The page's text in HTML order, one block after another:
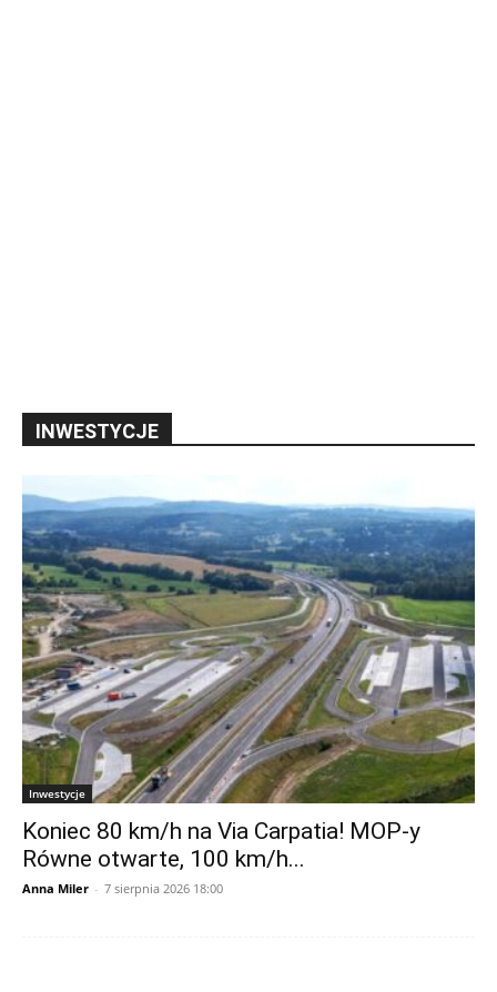
INWESTYCJE
Inwestycje
Koniec 80 km/h na Via Carpatia! MOP-y
Równe otwarte, 100 km/h...
Anna Miler - 7 sierpnia 2026 18:00